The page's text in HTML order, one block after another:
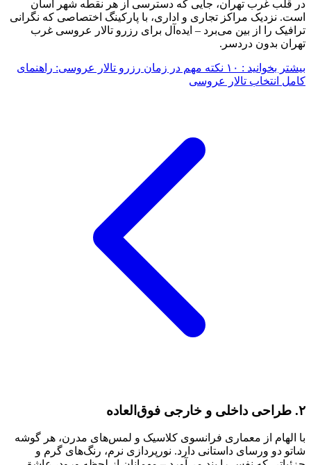
در قلب غرب تهران، جایی که دسترسی از هر نقطه شهر آسان
است. نزدیک مراکز تجاری و اداری، با پارکینگ اختصاصی که نگرانی
ترافیک را از بین می‌برد – ایده‌آل برای رزرو تالار عروسی غرب
تهران بدون دردسر.
بیشتر بخوانید : ۱۰ نکته مهم در زمان رزرو تالار عروسی: راهنمای
کامل انتخاب تالار عروسی
۲. طراحی داخلی و خارجی فوق‌العاده
با الهام از معماری فرانسوی کلاسیک و لمس‌های مدرن، هر گوشه
شاتو دو ورسای داستانی دارد. نورپردازی نرم، رنگ‌های گرم و